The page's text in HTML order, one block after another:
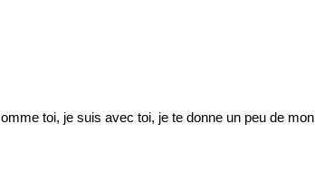
toi, je suis avec toi, je te donne un peu de mon